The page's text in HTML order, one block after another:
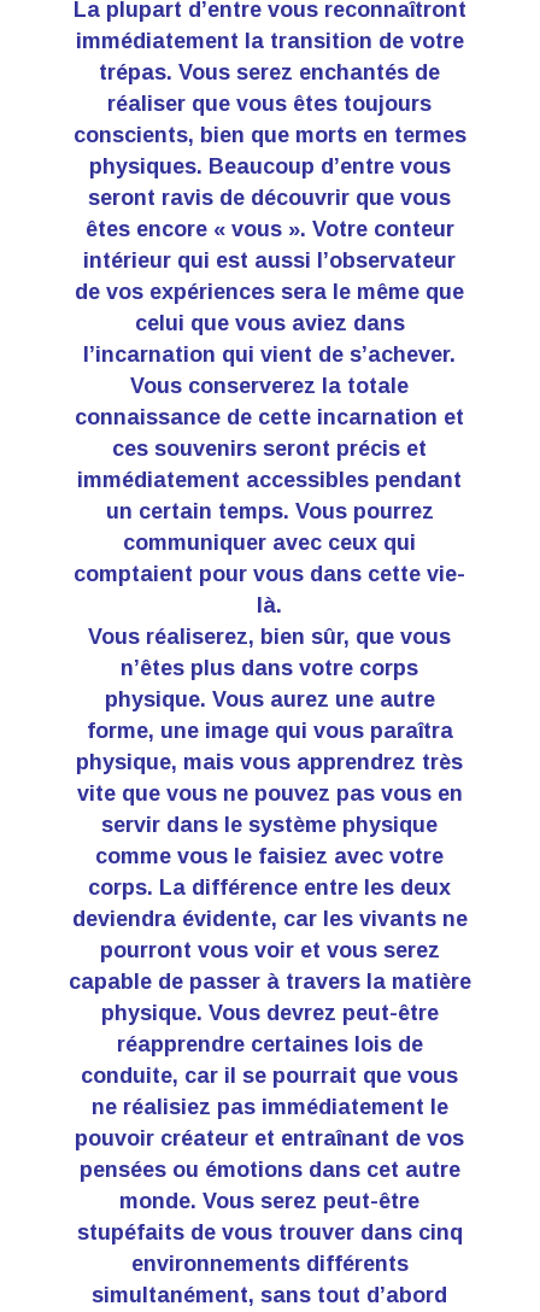
La plupart d’entre vous reconnaîtront
immédiatement la transition de votre
trépas. Vous serez enchantés de
réaliser que vous êtes toujours
conscients, bien que morts en termes
physiques. Beaucoup d’entre vous
seront ravis de découvrir que vous
êtes encore « vous ». Votre conteur
intérieur qui est aussi l’observateur
de vos expériences sera le même que
celui que vous aviez dans
l’incarnation qui vient de s’achever.
Vous conserverez la totale
connaissance de cette incarnation et
ces souvenirs seront précis et
immédiatement accessibles pendant
un certain temps. Vous pourrez
communiquer avec ceux qui
comptaient pour vous dans cette vie-
là.
Vous réaliserez, bien sûr, que vous
n’êtes plus dans votre corps
physique. Vous aurez une autre
forme, une image qui vous paraîtra
physique, mais vous apprendrez très
vite que vous ne pouvez pas vous en
servir dans le système physique
comme vous le faisiez avec votre
corps. La différence entre les deux
deviendra évidente, car les vivants ne
pourront vous voir et vous serez
capable de passer à travers la matière
physique. Vous devrez peut-être
réapprendre certaines lois de
conduite, car il se pourrait que vous
ne réalisiez pas immédiatement le
pouvoir créateur et entraînant de vos
pensées ou émotions dans cet autre
monde. Vous serez peut-être
stupéfaits de vous trouver dans cinq
environnements différents
simultanément, sans tout d’abord